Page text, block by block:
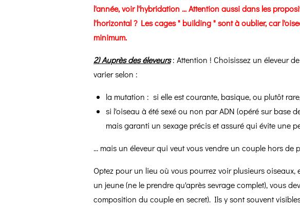
l'année, voir l'hybridation ... Attention aussi dans les
l'horizontal ? Les cages " building " sont à oublier, car
minimum.
2) Auprès des éleveurs : Attention ! Choisissez un éleveur de
varier selon :
la mutation : si elle est courante, basique, ou plutôt
si l'oiseau à été sexé ou non par ADN (opéré sur base
mais garanti un sexage précis et assuré qui évite une
... mais un éleveur qui veut vous vendre un couple hors de
Optez pour un lieu où vous pourrez voir plusieurs oiseaux,
un jeune (ne le prendre qu'après sevrage complet), vous
composition du couple en secret). Ils y sont souvent